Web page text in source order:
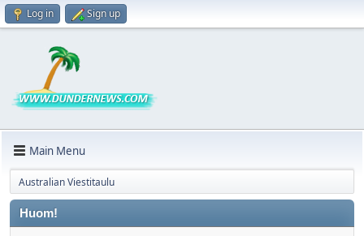
Log in Sign up
Main Menu
Australian Viestitaulu
Huom!